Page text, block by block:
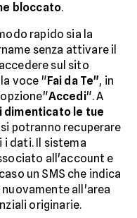
bloccato.
rapido sia la
senza attivare il
sul sito
voce " Fai da Te", in
Accedi". A
dimenticato le tue
potranno recuperare
i dati. Il sistema
all'account e
un SMS che indica
all'area
originarie.